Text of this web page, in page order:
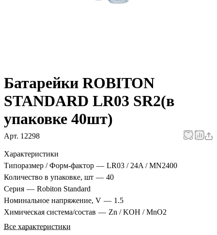
Батарейки ROBITON
STANDARD LR03 SR2(в
упаковке 40шт)
Арт. 12298
Характеристики
Типоразмер / Форм-фактор — LR03 / 24A / MN2400
Количество в упаковке, шт — 40
Серия — Robiton Standard
Номинальное напряжение, V — 1.5
Химическая система/состав — Zn / KOH / MnO2
Все характеристики